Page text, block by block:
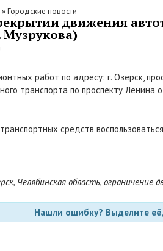
»Городские новости
движения
работ по адресу: г. Озерск,
транспорта по проспекту
средств
, Челябинская область, ограничение
Нашли ошибку? Выделите